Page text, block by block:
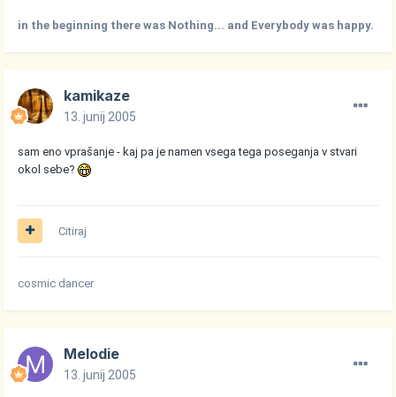
in the beginning there was Nothing... and Everybody was happy.
kamikaze
13. junij 2005
sam eno vprašanje - kaj pa je namen vsega tega poseganja v stvari
okol sebe?
Citiraj
cosmic dancer
Melodie
13. junij 2005